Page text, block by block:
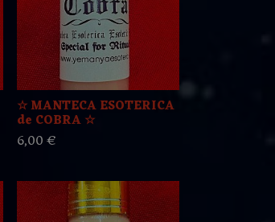
☆ MANTECA ESOTERICA
de COBRA ☆
6,00 €